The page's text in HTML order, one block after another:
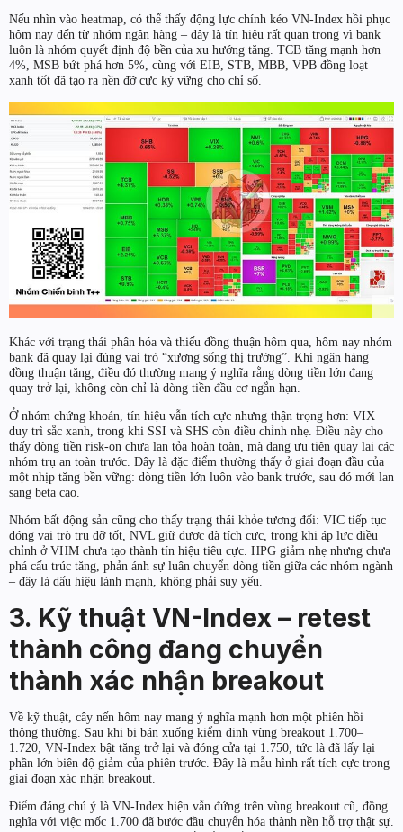
Nếu nhìn vào heatmap, có thể thấy động lực chính kéo VN-Index hồi phục
hôm nay đến từ nhóm ngân hàng – đây là tín hiệu rất quan trọng vì bank
luôn là nhóm quyết định độ bền của xu hướng tăng. TCB tăng mạnh hơn
4%, MSB bứt phá hơn 5%, cùng với EIB, STB, MBB, VPB đồng loạt
xanh tốt đã tạo ra nền đỡ cực kỳ vững cho chỉ số.
Khác với trạng thái phân hóa và thiếu đồng thuận hôm qua, hôm nay nhóm
bank đã quay lại đúng vai trò “xương sống thị trường”. Khi ngân hàng
đồng thuận tăng, điều đó thường mang ý nghĩa rằng dòng tiền lớn đang
quay trở lại, không còn chỉ là dòng tiền đầu cơ ngắn hạn.
Ở nhóm chứng khoán, tín hiệu vẫn tích cực nhưng thận trọng hơn: VIX
duy trì sắc xanh, trong khi SSI và SHS còn điều chỉnh nhẹ. Điều này cho
thấy dòng tiền risk-on chưa lan tỏa hoàn toàn, mà đang ưu tiên quay lại các
nhóm trụ an toàn trước. Đây là đặc điểm thường thấy ở giai đoạn đầu của
một nhịp tăng bền vững: dòng tiền lớn luôn vào bank trước, sau đó mới lan
sang beta cao.
Nhóm bất động sản cũng cho thấy trạng thái khỏe tương đối: VIC tiếp tục
đóng vai trò trụ đỡ tốt, NVL giữ được đà tích cực, trong khi áp lực điều
chỉnh ở VHM chưa tạo thành tín hiệu tiêu cực. HPG giảm nhẹ nhưng chưa
phá cấu trúc tăng, phản ánh sự luân chuyển dòng tiền giữa các nhóm ngành
– đây là dấu hiệu lành mạnh, không phải suy yếu.
3. Kỹ thuật VN-Index – retest
thành công đang chuyển
thành xác nhận breakout
Về kỹ thuật, cây nến hôm nay mang ý nghĩa mạnh hơn một phiên hồi
thông thường. Sau khi bị bán xuống kiểm định vùng breakout 1.700–
1.720, VN-Index bật tăng trở lại và đóng cửa tại 1.750, tức là đã lấy lại
phần lớn biên độ giảm của phiên trước. Đây là mẫu hình rất tích cực trong
giai đoạn xác nhận breakout.
Điểm đáng chú ý là VN-Index hiện vẫn đứng trên vùng breakout cũ, đồng
nghĩa với việc mốc 1.700 đã bước đầu chuyển hóa thành nền hỗ trợ thật sự.